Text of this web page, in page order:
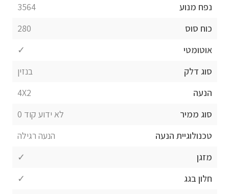
נפח מנוע
3564
כוח סוס
280
אוטומטי
✓
סוג דלק
בנזין
הנעה
4X2
סוג ממיר
לא ידוע קוד 0
טכנולוגיית הנעה
הנעה רגילה
מזגן
✓
חלון בגג
✓